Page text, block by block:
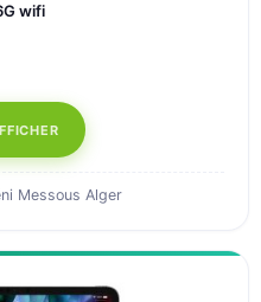
wifi
Messous Alger